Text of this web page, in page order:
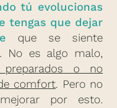
tú evolucionas
tengas que dejar
que se siente
No es algo malo,
o no
comfort. Pero no
por esto.